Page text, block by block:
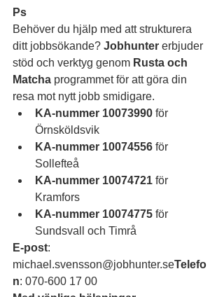
Ps
Behöver du hjälp med att strukturera
ditt jobbsökande? Jobhunter erbjuder
stöd och verktyg genom Rusta och
Matcha programmet för att göra din
resa mot nytt jobb smidigare.
KA-nummer 10073990 för
Örnsköldsvik
KA-nummer 10074556 för
Sollefteå
KA-nummer 10074721 för
Kramfors
KA-nummer 10074775 för
Sundsvall och Timrå
E-post:
michael.svensson@jobhunter.seTelefo
n: 070-600 17 00